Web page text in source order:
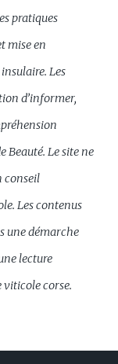
pratiques
mise en
Les
d’informer,
Beauté. Le site ne
conseil
Les contenus
une démarche
lecture
viticole corse.